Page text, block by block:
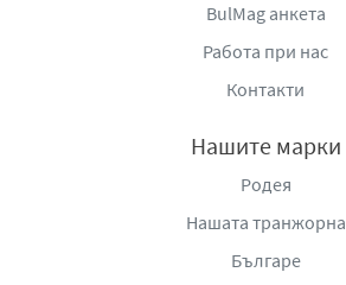
BulMag анкета
Работа при нас
Контакти
Нашите марки
Родея
Нашата транжорна
Българе